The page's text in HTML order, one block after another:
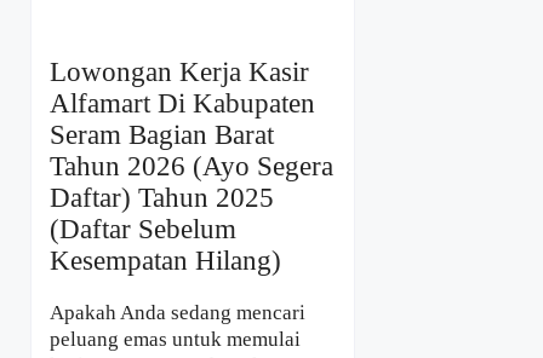
Lowongan Kerja Kasir
Alfamart Di Kabupaten
Seram Bagian Barat
Tahun 2026 (Ayo Segera
Daftar) Tahun 2025
(Daftar Sebelum
Kesempatan Hilang)
Apakah Anda sedang mencari
peluang emas untuk memulai